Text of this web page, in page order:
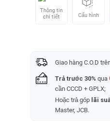
Thông tin
chi tiết
Cấu hình
Giao hàng C.O.D
Trả trước 30% qua
cần CCCD + GPLX;
Hoặc trả góp lãi
Master, JCB.